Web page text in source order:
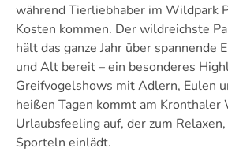
während Tierliebhaber im Wildpark
Kosten kommen. Der wildreichste
hält das ganze Jahr über spannende
und Alt bereit – ein besonderes
Greifvogelshows mit Adlern, Eulen
heißen Tagen kommt am Kronthaler
Urlaubsfeeling auf, der zum
Sporteln einlädt.